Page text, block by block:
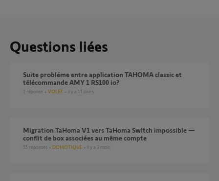
Questions liées
Suite probléme entre application TAHOMA classic et
télécommande AMY 1 RS100 io?
1 réponse VOLET il y a 11 jours
Migration TaHoma V1 vers TaHoma Switch impossible —
conflit de box associées au même compte
55 réponses DOMOTIQUE il y a 3 mois